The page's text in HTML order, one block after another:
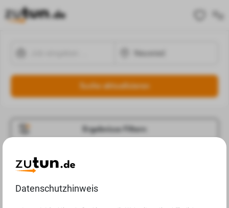
Suche aktualisieren
Ergebnisse Filtern
Jobangebote
Ergebnisse.
Datenschutzhinweis